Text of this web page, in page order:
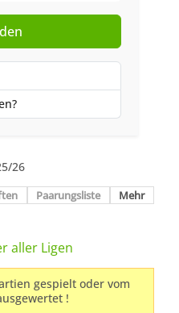
26
Paarungsliste Mehr
aller Ligen
gespielt oder vom
!